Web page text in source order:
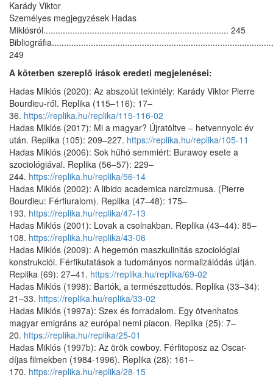
Karády Viktor
Személyes megjegyzések Hadas
Miklósról............................................................................ 245
249
A kötetben szereplő írások eredeti megjelenései:
Hadas Miklós (2020): Az abszolút tekintély: Karády Viktor Pierre
Bourdieu-ről. Replika (115–116): 17–
36. https://replika.hu/replika/115-116-02
Hadas Miklós (2017): Mi a magyar? Újratöltve – hetvennyolc év
után. Replika (105): 209–227. https://replika.hu/replika/105-11
Hadas Miklós (2006): Sok hűhó semmiért: Burawoy esete a
szociológiával. Replika (56–57): 229–
244. https://replika.hu/replika/56-14
Hadas Miklós (2002): A libido academica narcizmusa. (Pierre
Bourdieu: Férfiuralom). Replika (47–48): 175–
193. https://replika.hu/replika/47-13
Hadas Miklós (2001): Lovak a csolnakban. Replika (43–44): 85–
108. https://replika.hu/replika/43-06
Hadas Miklós (2009): A hegemón maszkulinitás szociológiai
konstrukciói. Férfikutatások a tudományos normalizálódás útján.
Replika (69): 27–41. https://replika.hu/replika/69-02
Hadas Miklós (1998): Bartók, a természettudós. Replika (33–34):
21–33. https://replika.hu/replika/33-02
Hadas Miklós (1997a): Szex és forradalom. Egy ötvenhatos
magyar emigráns az európai nemi piacon. Replika (25): 7–
20. https://replika.hu/replika/25-01
Hadas Miklós (1997b): Az örök cowboy. Férfitoposz az Oscar-
díjas filmekben (1984-1996). Replika (28): 161–
170. https://replika.hu/replika/28-15